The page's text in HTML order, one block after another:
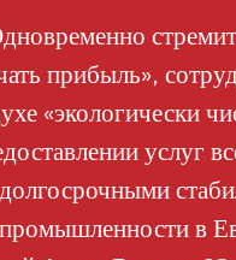
прибыль»,
«экологически
услуг
в